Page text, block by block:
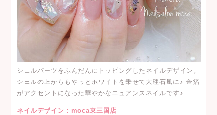
シェルパーツをふんだんにトッピングしたネイルデザイン。
シェルの上からもやっとホワイトを乗せて大理石風に♪ 金箔
がアクセントになった華やかなニュアンスネイルです♪
ネイルデザイン：moca東三国店